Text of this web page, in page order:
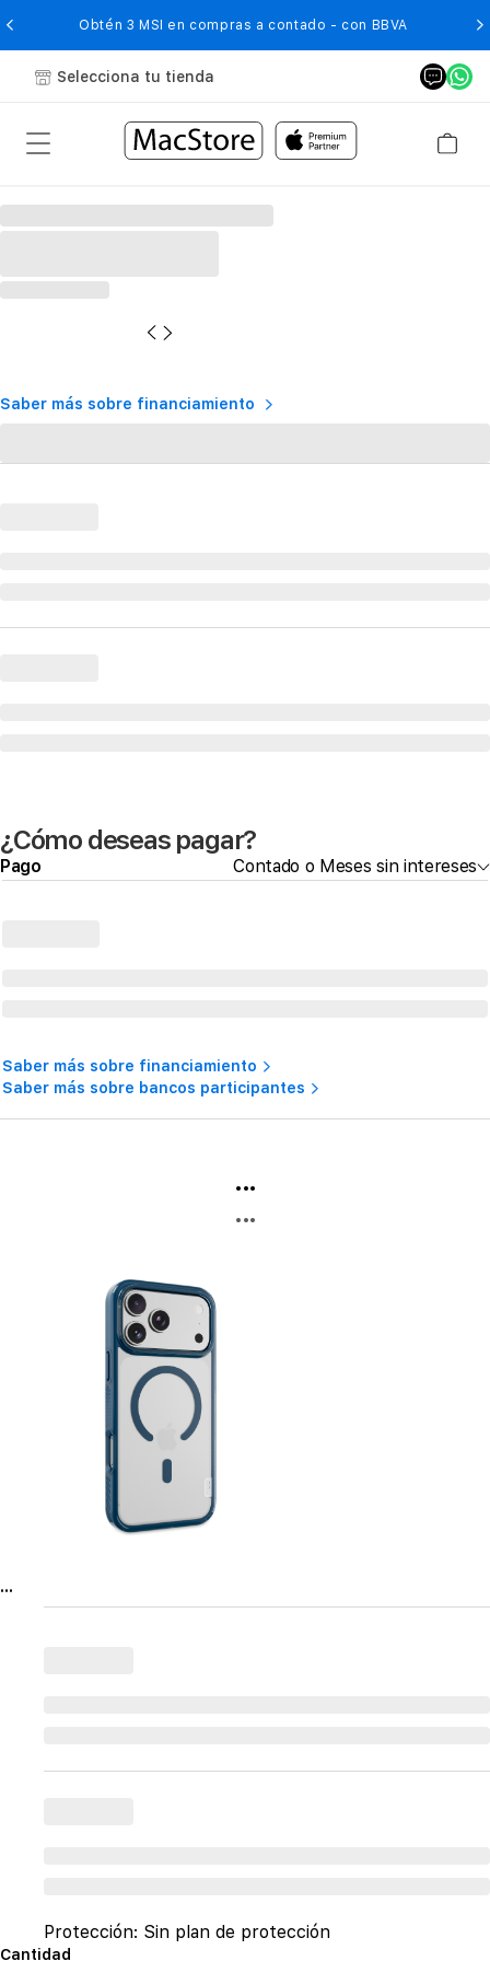
Obtén 3 MSI en compras a contado - con BBVA
Selecciona tu tienda
Saber más sobre financiamiento
¿Cómo deseas pagar?
Pago Contado o Meses sin intereses
Saber más sobre financiamiento
Saber más sobre bancos participantes
...
...
...
Protección: Sin plan de protección
Cantidad